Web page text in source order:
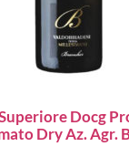
Docg
Dry Az. Agr.